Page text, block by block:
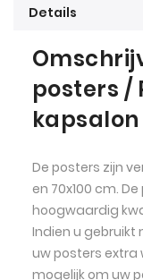
Details
posters /
kapsalon
De posters zijn
en 70x100 cm.
hoogwaardig
Indien u gebruikt
uw posters extra
mogelijk om uw